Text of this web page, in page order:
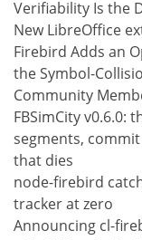
Verifiability Is the
New LibreOffice
Firebird Adds an
the Symbol-
Community
FBSimCity
segments,
that dies
node-firebird
tracker at zero
Announcing cl-